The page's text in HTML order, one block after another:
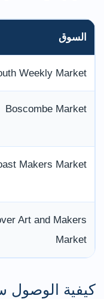
السوق
Weekly Market
Boscombe Market
Makers Market
Art and Makers
Market
كيفية الوصول